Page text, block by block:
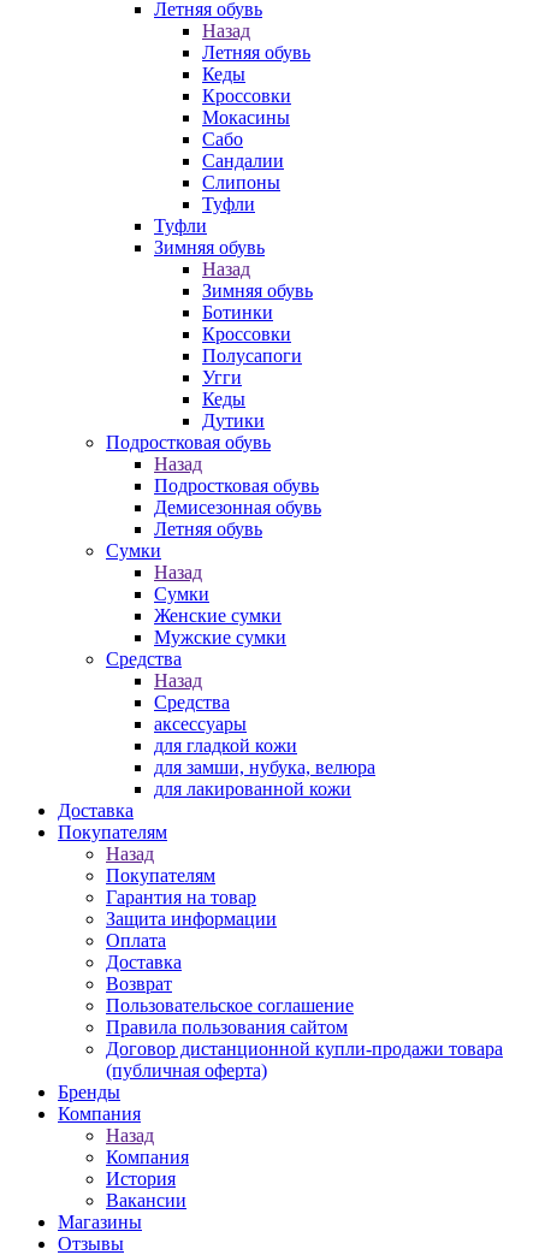
Летняя обувь
Назад
Летняя обувь
Кеды
Кроссовки
Мокасины
Сабо
Сандалии
Слипоны
Туфли
Туфли
Зимняя обувь
Назад
Зимняя обувь
Ботинки
Кроссовки
Полусапоги
Угги
Кеды
Дутики
Подростковая обувь
Назад
Подростковая обувь
Демисезонная обувь
Летняя обувь
Сумки
Назад
Сумки
Женские сумки
Мужские сумки
Средства
Назад
Средства
аксессуары
для гладкой кожи
для замши, нубука, велюра
для лакированной кожи
Доставка
Покупателям
Назад
Покупателям
Гарантия на товар
Защита информации
Оплата
Доставка
Возврат
Пользовательское соглашение
Правила пользования сайтом
Договор дистанционной купли-продажи товара
(публичная оферта)
Бренды
Компания
Назад
Компания
История
Вакансии
Магазины
Отзывы